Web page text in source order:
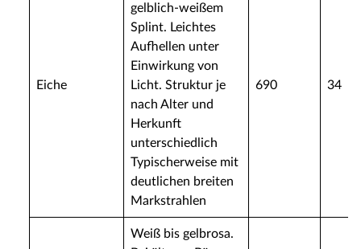
Eiche
gelblich-weißem
Splint. Leichtes
Aufhellen unter
Einwirkung von
Licht. Struktur je
nach Alter und
Herkunft
unterschiedlich
Typischerweise mit
deutlichen breiten
Markstrahlen
690 34
Weiß bis gelbrosa.